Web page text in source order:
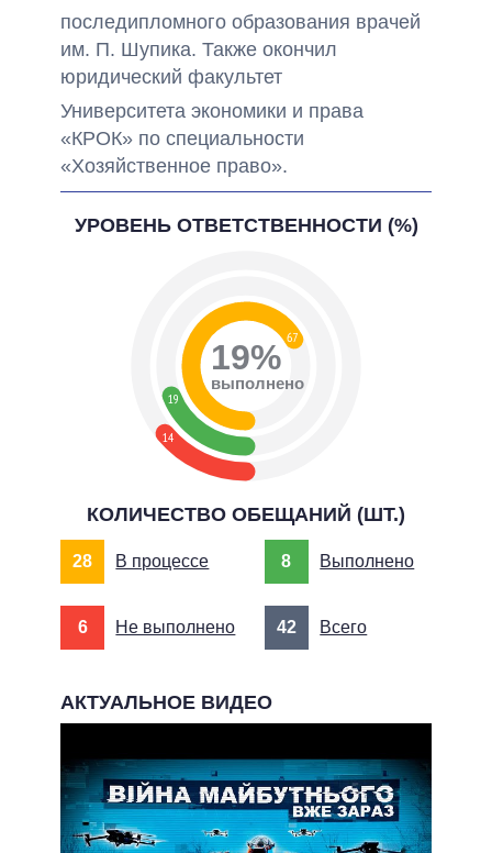
последипломного образования врачей
им. П. Шупика. Также окончил
юридический факультет
Университета экономики и права
«КРОК» по специальности
«Хозяйственное право».
УРОВЕНЬ ОТВЕТСТВЕННОСТИ (%)
14
19
67
19%
выполнено
КОЛИЧЕСТВО ОБЕЩАНИЙ (ШТ.)
28 В процессе 8 Выполнено
6 Не выполнено 42 Всего
АКТУАЛЬНОЕ ВИДЕО